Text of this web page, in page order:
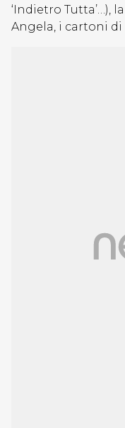
‘Indietro Tutta’…),
Angela, i cartoni